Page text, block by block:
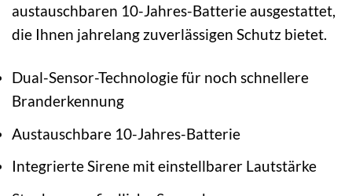
austauschbaren 10-Jahres-Batterie ausgestattet,
die Ihnen jahrelang zuverlässigen Schutz bietet.
Dual-Sensor-Technologie für noch schnellere
Branderkennung
Austauschbare 10-Jahres-Batterie
Integrierte Sirene mit einstellbarer Lautstärke